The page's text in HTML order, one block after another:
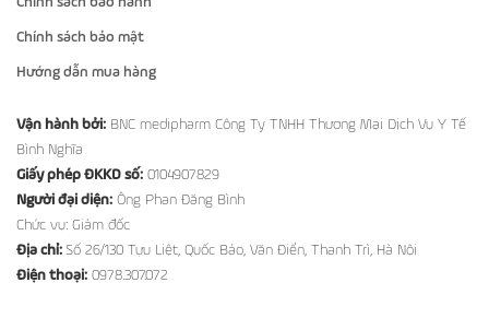
Chính sách bảo mật
Hướng dẫn mua hàng
Vận hành bởi: BNC medipharm Công Ty TNHH Thương Mại Dịch Vụ Y Tế
Bình Nghĩa
Giấy phép ĐKKD số: 0104907829
Người đại diện: Ông Phan Đăng Bình
Chức vụ: Giám đốc
Địa chỉ: Số 26/130 Tựu Liệt, Quốc Bảo, Văn Điển, Thanh Trì, Hà Nội
Điện thoại: 0978.307.072